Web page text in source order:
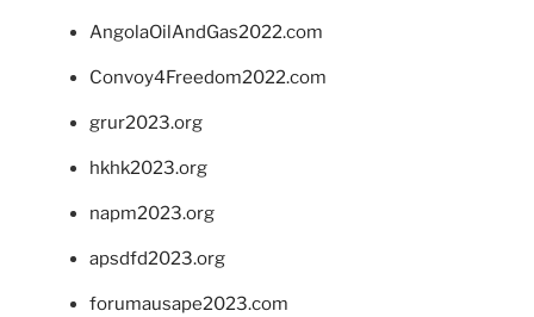
AngolaOilAndGas2022.com
Convoy4Freedom2022.com
grur2023.org
hkhk2023.org
napm2023.org
apsdfd2023.org
forumausape2023.com